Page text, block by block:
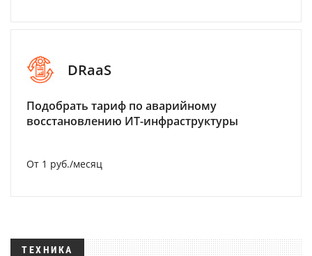
DRaaS
Подобрать тариф по аварийному
восстановлению ИТ-инфраструктуры
От 1 руб./месяц
ТЕХНИКА